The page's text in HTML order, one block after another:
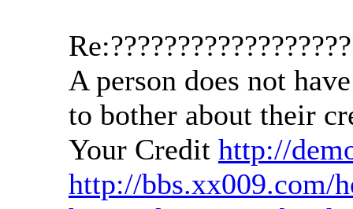
A person does not
to bother about their
Your Credit http://
http://bbs.xx009.com/